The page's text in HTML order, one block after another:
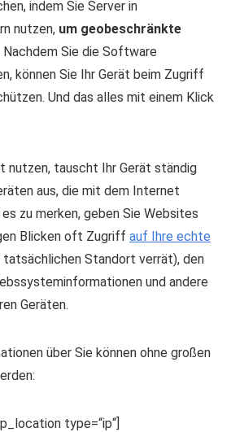
indem Sie Server in
nutzen, um geobeschränkte
Nachdem Sie die Software
können Sie Ihr Gerät beim Zugriff
Und das alles mit einem Klick
nutzen, tauscht Ihr Gerät ständig
aus, die mit dem Internet
zu merken, geben Sie Websites
Blicken oft Zugriff auf Ihre echte
tatsächlichen Standort verrät), den
und andere
Geräten.
über Sie können ohne großen
type=“ip“]